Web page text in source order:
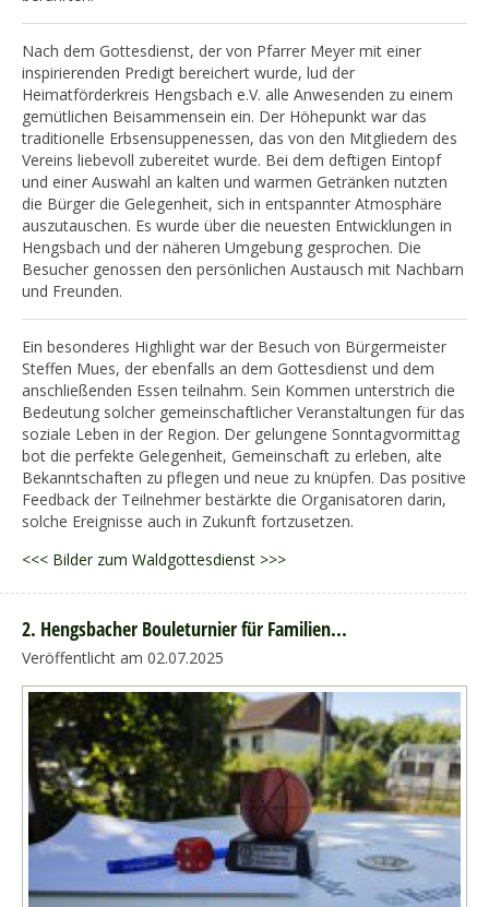
Nach dem Gottesdienst, der von Pfarrer Meyer mit einer
inspirierenden Predigt bereichert wurde, lud der
Heimatförderkreis Hengsbach e.V. alle Anwesenden zu einem
gemütlichen Beisammensein ein. Der Höhepunkt war das
traditionelle Erbsensuppenessen, das von den Mitgliedern des
Vereins liebevoll zubereitet wurde. Bei dem deftigen Eintopf
und einer Auswahl an kalten und warmen Getränken nutzten
die Bürger die Gelegenheit, sich in entspannter Atmosphäre
auszutauschen. Es wurde über die neuesten Entwicklungen in
Hengsbach und der näheren Umgebung gesprochen. Die
Besucher genossen den persönlichen Austausch mit Nachbarn
und Freunden.
Ein besonderes Highlight war der Besuch von Bürgermeister
Steffen Mues, der ebenfalls an dem Gottesdienst und dem
anschließenden Essen teilnahm. Sein Kommen unterstrich die
Bedeutung solcher gemeinschaftlicher Veranstaltungen für das
soziale Leben in der Region. Der gelungene Sonntagvormittag
bot die perfekte Gelegenheit, Gemeinschaft zu erleben, alte
Bekanntschaften zu pflegen und neue zu knüpfen. Das positive
Feedback der Teilnehmer bestärkte die Organisatoren darin,
solche Ereignisse auch in Zukunft fortzusetzen.
<<< Bilder zum Waldgottesdienst >>>
2. Hengsbacher Bouleturnier für Familien...
Veröffentlicht am 02.07.2025